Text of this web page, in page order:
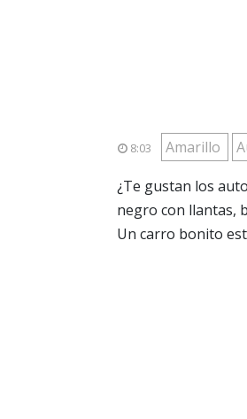
8:03 Amarillo
¿Te gustan los
negro con llantas,
Un carro bonito